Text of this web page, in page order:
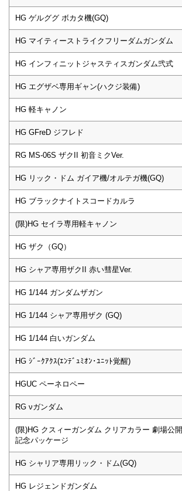
HG ゲルググ ボカタ機(GQ)
HG マイティーストライクフリーダムガンダム
HG インフィニットジャスティスガンダム弐式
HG エグザベ専用ギャン(ハクジ装備)
HG 軽キャノン
HG GFreD ジフレド
RG MS-06S ザクII 初音ミクVer.
HG リック・ドム ガイア機/オルテガ機(GQ)
HG ブラックナイトスコードカルラ
(限)HG セイラ専用軽キャノン
HG ザク（GQ）
HG シャア専用ザクII 赤い彗星Ver.
HG 1/144 ガンダムザガン
HG 1/144 シャア専用ザク (GQ)
HG 1/144 白いガンダム
HG ｼﾞｰｸｱｸｽ(ｴﾝﾃﾞｭﾐｵﾝ･ﾕﾆｯﾄ覚醒)
HGUC ペーネロペー
RG νガンダム
(限)HG クスィーガンダム クリアカラー 劇場公開
記念パッケージ
HG シャリア専用リック・ドム(GQ)
HG レジェンドガンダム